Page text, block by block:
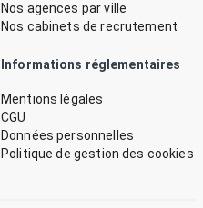
Nos agences par ville
Nos cabinets de recrutement
Informations réglementaires
Mentions légales
CGU
Données personnelles
Politique de gestion des cookies